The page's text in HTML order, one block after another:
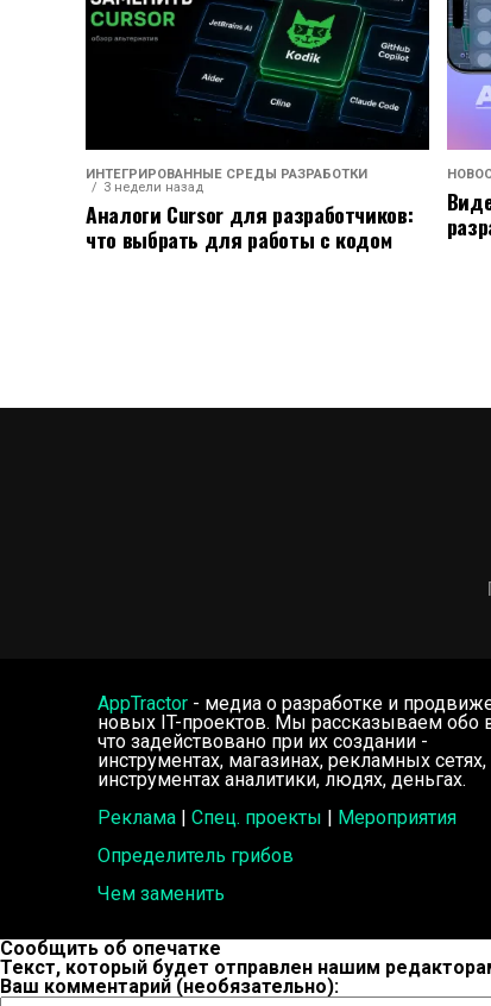
ИНТЕГРИРОВАННЫЕ СРЕДЫ РАЗРАБОТКИ
3 недели назад
Аналоги Cursor для разработчиков:
что выбрать для работы с кодом
AppTractor - медиа о разработке и
новых IT-проектов. Мы рассказываем обо
что задействовано при их создании -
инструментах, магазинах, рекламных сетях,
инструментах аналитики, людях, деньгах.
Реклама | Спец. проекты | Мероприятия
Определитель грибов
Чем заменить
Сообщить об опечатке
Текст, который будет отправлен нашим
Ваш комментарий (необязательно):